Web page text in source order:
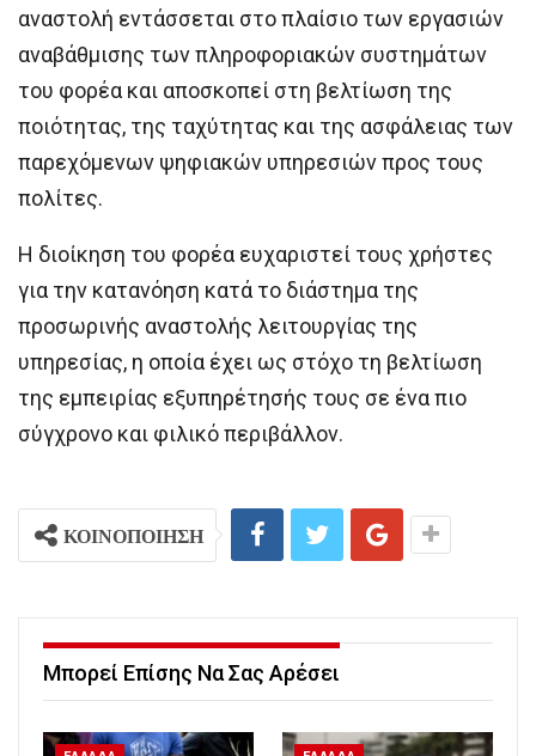
αναστολή εντάσσεται στο πλαίσιο των εργασιών
αναβάθμισης των πληροφοριακών συστημάτων
του φορέα και αποσκοπεί στη βελτίωση της
ποιότητας, της ταχύτητας και της ασφάλειας των
παρεχόμενων ψηφιακών υπηρεσιών προς τους
πολίτες.
Η διοίκηση του φορέα ευχαριστεί τους χρήστες
για την κατανόηση κατά το διάστημα της
προσωρινής αναστολής λειτουργίας της
υπηρεσίας, η οποία έχει ως στόχο τη βελτίωση
της εμπειρίας εξυπηρέτησής τους σε ένα πιο
σύγχρονο και φιλικό περιβάλλον.
ΚΟΙΝΟΠΟΙΗΣΗ
Μπορεί Επίσης Να Σας Αρέσει